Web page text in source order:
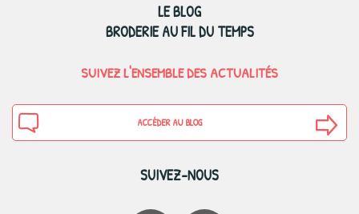
LE BLOG
BRODERIE AU FIL DU TEMPS
SUIVEZ L'ENSEMBLE DES ACTUALITÉS
ACCÉDER AU BLOG
SUIVEZ-NOUS